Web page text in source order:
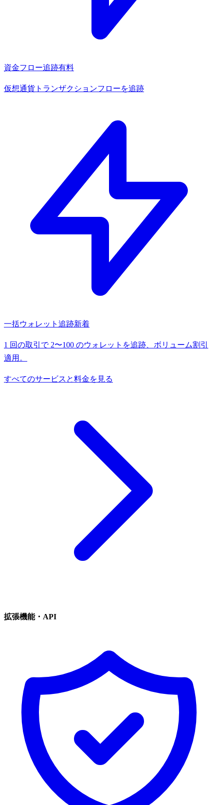
資金フロー追跡有料
仮想通貨トランザクションフローを追跡
一括ウォレット追跡新着
1 回の取引で 2〜100 のウォレットを追跡、ボリューム割引
適用。
すべてのサービスと料金を見る
拡張機能・API